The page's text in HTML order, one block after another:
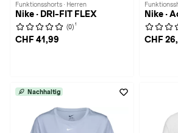
Funktionsshorts · Herren
Nike · DRI-FIT FLEX
(0) 1
CHF 41,99
Nike ·
CHF
Nachhaltig